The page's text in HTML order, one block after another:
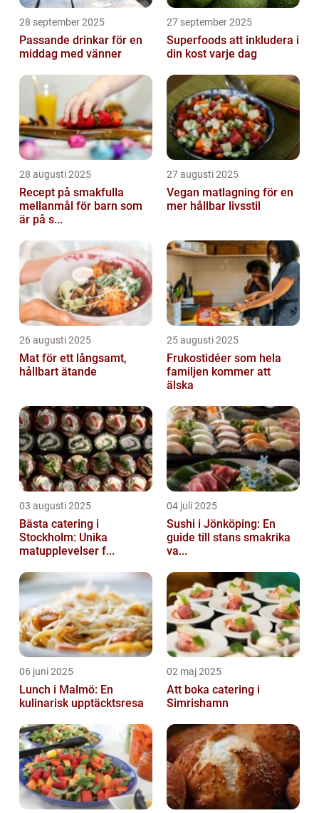
28 september 2025
Passande drinkar för en
middag med vänner
27 september 2025
Superfoods att inkludera i
din kost varje dag
28 augusti 2025
Recept på smakfulla
mellanmål för barn som
är på s...
27 augusti 2025
Vegan matlagning för en
mer hållbar livsstil
26 augusti 2025
Mat för ett långsamt,
hållbart ätande
25 augusti 2025
Frukostidéer som hela
familjen kommer att
älska
03 augusti 2025
Bästa catering i
Stockholm: Unika
matupplevelser f...
04 juli 2025
Sushi i Jönköping: En
guide till stans smakrika
va...
06 juni 2025
Lunch i Malmö: En
kulinarisk upptäcktsresa
02 maj 2025
Att boka catering i
Simrishamn